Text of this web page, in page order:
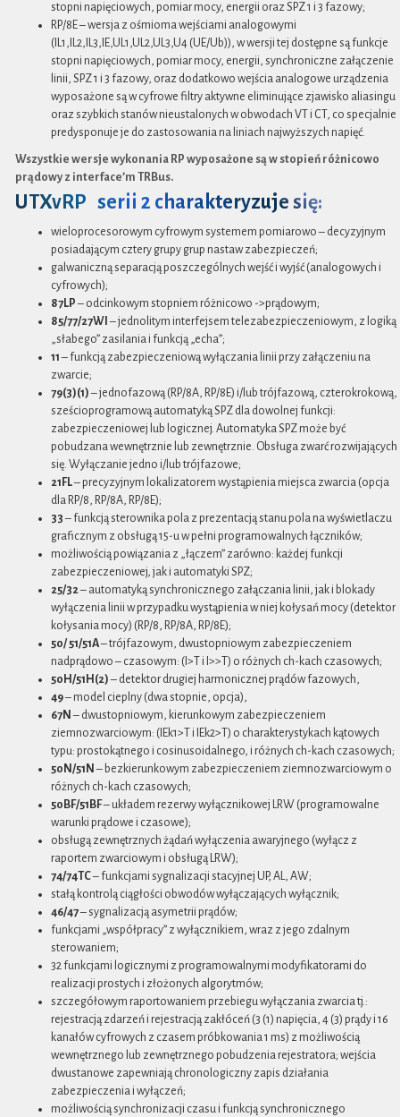
stopni napięciowych, pomiar mocy, energii oraz SPZ 1 i 3 fazowy;
RP/8E – wersja z ośmioma wejściami analogowymi
(IL1,IL2,IL3,IE,UL1,UL2,UL3,U4 (UE/Ub)), w wersji tej dostępne są funkcje
stopni napięciowych, pomiar mocy, energii, synchroniczne załączenie
linii, SPZ 1 i 3 fazowy, oraz dodatkowo wejścia analogowe urządzenia
wyposażone są w cyfrowe filtry aktywne eliminujące zjawisko aliasingu
oraz szybkich stanów nieustalonych w obwodach VT i CT, co specjalnie
predysponuje je do zastosowania na liniach najwyższych napięć.
Wszystkie wersje wykonania RP wyposażone są w stopień różnicowo
prądowy z interface’m TRBus.
UTXvRP serii 2 charakteryzuje się:
wieloprocesorowym cyfrowym systemem pomiarowo – decyzyjnym
posiadającym cztery grupy grup nastaw zabezpieczeń;
galwaniczną separacją poszczególnych wejść i wyjść (analogowych i
cyfrowych);
87LP– odcinkowym stopniem różnicowo ->prądowym;
85/77/27WI – jednolitym interfejsem telezabezpieczeniowym, z logiką
„słabego” zasilania i funkcją „echa”;
11– funkcją zabezpieczeniową wyłączania linii przy załączeniu na
zwarcie;
79(3)(1)– jednofazową (RP/8A, RP/8E) i/lub trójfazową, czterokrokową,
sześcioprogramową automatyką SPZ dla dowolnej funkcji:
zabezpieczeniowej lub logicznej. Automatyka SPZ może być
pobudzana wewnętrznie lub zewnętrznie. Obsługa zwarć rozwijających
się. Wyłączanie jedno i/lub trójfazowe;
21FL– precyzyjnym lokalizatorem wystąpienia miejsca zwarcia (opcja
dla RP/8, RP/8A, RP/8E);
33– funkcją sterownika pola z prezentacją stanu pola na wyświetlaczu
graficznym z obsługą 15-u w pełni programowalnych łączników;
możliwością powiązania z „łączem” zarówno: każdej funkcji
zabezpieczeniowej, jak i automatyki SPZ;
25/32– automatyką synchronicznego załączania linii, jak i blokady
wyłączenia linii w przypadku wystąpienia w niej kołysań mocy (detektor
kołysania mocy) (RP/8, RP/8A, RP/8E);
50/ 51/51A– trójfazowym, dwustopniowym zabezpieczeniem
nadprądowo – czasowym: (I>T i I>>T) o różnych ch-kach czasowych;
50H/51H(2)– detektor drugiej harmonicznej prądów fazowych,
49– model cieplny (dwa stopnie, opcja),
67N– dwustopniowym, kierunkowym zabezpieczeniem
ziemnozwarciowym: (IEk1>T i IEk2>T) o charakterystykach kątowych
typu: prostokątnego i cosinusoidalnego, i różnych ch-kach czasowych;
50N/51N – bezkierunkowym zabezpieczeniem ziemnozwarciowym o
różnych ch-kach czasowych;
50BF/51BF– układem rezerwy wyłącznikowej LRW (programowalne
warunki prądowe i czasowe);
obsługą zewnętrznych żądań wyłączenia awaryjnego (wyłącz z
raportem zwarciowym i obsługą LRW);
74/74TC– funkcjami sygnalizacji stacyjnej UP, AL, AW;
stałą kontrolą ciągłości obwodów wyłączających wyłącznik;
46/47– sygnalizacją asymetrii prądów;
funkcjami „współpracy” z wyłącznikiem, wraz z jego zdalnym
sterowaniem;
32 funkcjami logicznymi z programowalnymi modyfikatorami do
realizacji prostych i złożonych algorytmów;
szczegółowym raportowaniem przebiegu wyłączania zwarcia tj.:
rejestracją zdarzeń i rejestracją zakłóceń (3 (1) napięcia, 4 (3) prądy i 16
kanałów cyfrowych z czasem próbkowania 1 ms) z możliwością
wewnętrznego lub zewnętrznego pobudzenia rejestratora; wejścia
dwustanowe zapewniają chronologiczny zapis działania
zabezpieczenia i wyłączeń;
możliwością synchronizacji czasu i funkcją synchronicznego